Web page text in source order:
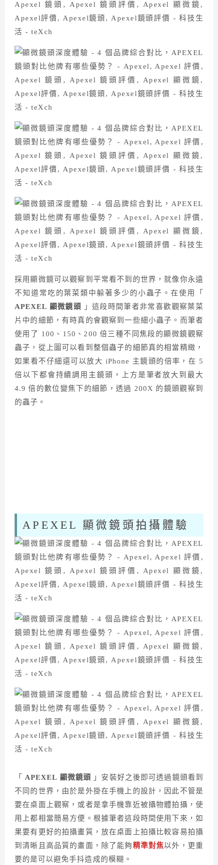
採用顯微鏡可以觀察到平常看不到的世界，就像你永遠
不知道常吃的葉菜類中躲著多少的小蟲子。在使用「
APEXEL 顯微鏡頭 」這段時間筆者非常喜歡觀察葉菜
片中的細節，有時真的會觀察到一些細小蟲子。而筆者
使用了 100、150、200 倍三種不同焦段的顯微鏡觀察
蟲子，從上圖可以看到整個蟲子的細節真的相當精緻，
如果看不仔細還可以放大 iPhone 主鏡頭的倍率，在 5
倍以下都會持續調用主鏡頭，上方是筆者放大到最大
4.9 倍的數位變焦下的細節，透過 200X 的鏡頭觀察到
的蟲子。
APEXEL 顯微鏡頭拍攝體驗
「 APEXEL 顯微鏡頭 」安裝好之後即可透過鏡頭看到
不同的世界，由於是外掛在手機上的設計，因此不管是
要在桌面上觀察，或者是拿手機靠近被攝物體拍攝，使
用上都相當簡易方便。根據筆者這段時間使用下來，如
果要有更好的拍攝畫質，放在桌面上拍攝比較容易拍攝
到清晰且高品質的畫面，除了能夠精準對焦以外，更重
要的是可以避免手抖造成的模糊。